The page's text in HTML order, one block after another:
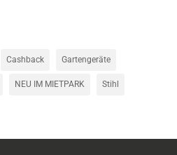
Cashback Gartengeräte
NEU IM MIETPARK Stihl